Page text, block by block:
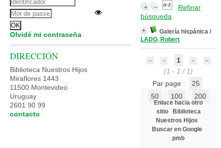
Refinar
búsqueda
Galería hispánica /
LADO, Robert
1
(1 - 1 / 1)
Par page :
25
50
100 200
Enlace hacia otro
sitio
Biblioteca
Nuestros Hijos
Buscar en Google
pmb
Olvidé mi contraseña
DIRECCIÓN
Biblioteca Nuestros Hijos
Miraflores 1443
11500 Montevideo
Uruguay
2601 90 99
contacto